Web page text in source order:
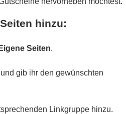
hinzu:
Seiten.
gib ihr den gewünschten
Linkgruppe hinzu.